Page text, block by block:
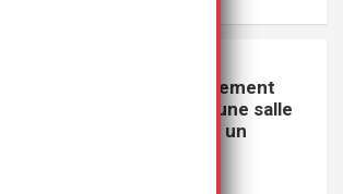
GoodLife s’excuse publiquement
pour avoir exclu un Sikh d’une salle
de sport parce qu’il portait un